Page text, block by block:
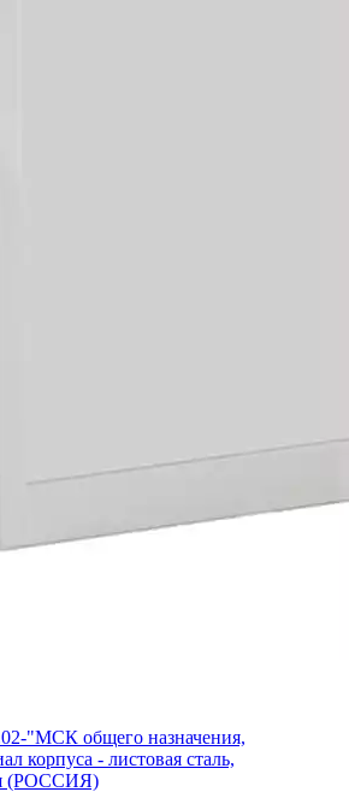
"МСК общего назначения,
корпуса - листовая сталь,
(РОССИЯ)